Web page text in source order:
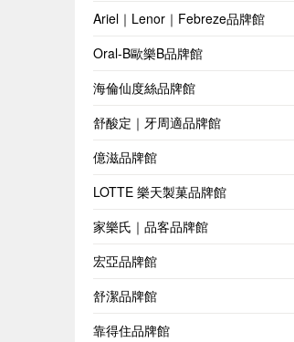
Ariel｜Lenor｜Febreze品牌館
Oral-B歐樂B品牌館
海倫仙度絲品牌館
舒酸定｜牙周適品牌館
億滋品牌館
LOTTE 樂天製菓品牌館
家樂氏｜品客品牌館
宏亞品牌館
舒潔品牌館
靠得住品牌館